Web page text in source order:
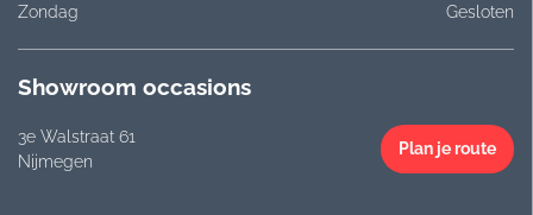
Zondag
Gesloten
Showroom occasions
3e Walstraat 61
Nijmegen
Plan je route